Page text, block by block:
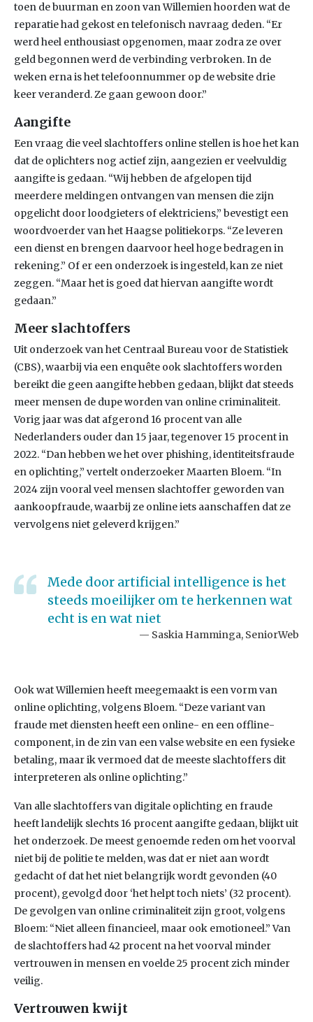
toen de buurman en zoon van Willemien hoorden wat de
reparatie had gekost en telefonisch navraag deden. “Er
werd heel enthousiast opgenomen, maar zodra ze over
geld begonnen werd de verbinding verbroken. In de
weken erna is het telefoonnummer op de website drie
keer veranderd. Ze gaan gewoon door.”
Aangifte
Een vraag die veel slachtoffers online stellen is hoe het kan
dat de oplichters nog actief zijn, aangezien er veelvuldig
aangifte is gedaan. “Wij hebben de afgelopen tijd
meerdere meldingen ontvangen van mensen die zijn
opgelicht door loodgieters of elektriciens,” bevestigt een
woordvoerder van het Haagse politiekorps. “Ze leveren
een dienst en brengen daarvoor heel hoge bedragen in
rekening.” Of er een onderzoek is ingesteld, kan ze niet
zeggen. “Maar het is goed dat hiervan aangifte wordt
gedaan.”
Meer slachtoffers
Uit onderzoek van het Centraal Bureau voor de Statistiek
(CBS), waarbij via een enquête ook slachtoffers worden
bereikt die geen aangifte hebben gedaan, blijkt dat steeds
meer mensen de dupe worden van online criminaliteit.
Vorig jaar was dat afgerond 16 procent van alle
Nederlanders ouder dan 15 jaar, tegenover 15 procent in
2022. “Dan hebben we het over phishing, identiteitsfraude
en oplichting,” vertelt onderzoeker Maarten Bloem. “In
2024 zijn vooral veel mensen slachtoffer geworden van
aankoopfraude, waarbij ze online iets aanschaffen dat ze
vervolgens niet geleverd krijgen.”
Mede door artificial intelligence is het
steeds moeilijker om te herkennen wat
echt is en wat niet
Saskia Hamminga, SeniorWeb
Ook wat Willemien heeft meegemaakt is een vorm van
online oplichting, volgens Bloem. “Deze variant van
fraude met diensten heeft een online- en een offline-
component, in de zin van een valse website en een fysieke
betaling, maar ik vermoed dat de meeste slachtoffers dit
interpreteren als online oplichting.”
Van alle slachtoffers van digitale oplichting en fraude
heeft landelijk slechts 16 procent aangifte gedaan, blijkt uit
het onderzoek. De meest genoemde reden om het voorval
niet bij de politie te melden, was dat er niet aan wordt
gedacht of dat het niet belangrijk wordt gevonden (40
procent), gevolgd door ‘het helpt toch niets’ (32 procent).
De gevolgen van online criminaliteit zijn groot, volgens
Bloem: “Niet alleen financieel, maar ook emotioneel.” Van
de slachtoffers had 42 procent na het voorval minder
vertrouwen in mensen en voelde 25 procent zich minder
veilig.
Vertrouwen kwijt